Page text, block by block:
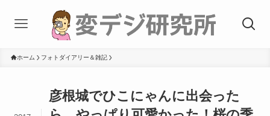
ホーム フォトダイアリー＆雑記
彦根城でひこにゃんに出会った